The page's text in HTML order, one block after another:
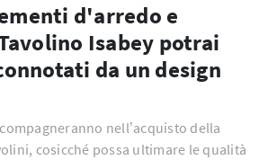
d'arredo e
Isabey potrai
da un design
nell’acquisto della
cosicché possa ultimare le qualità